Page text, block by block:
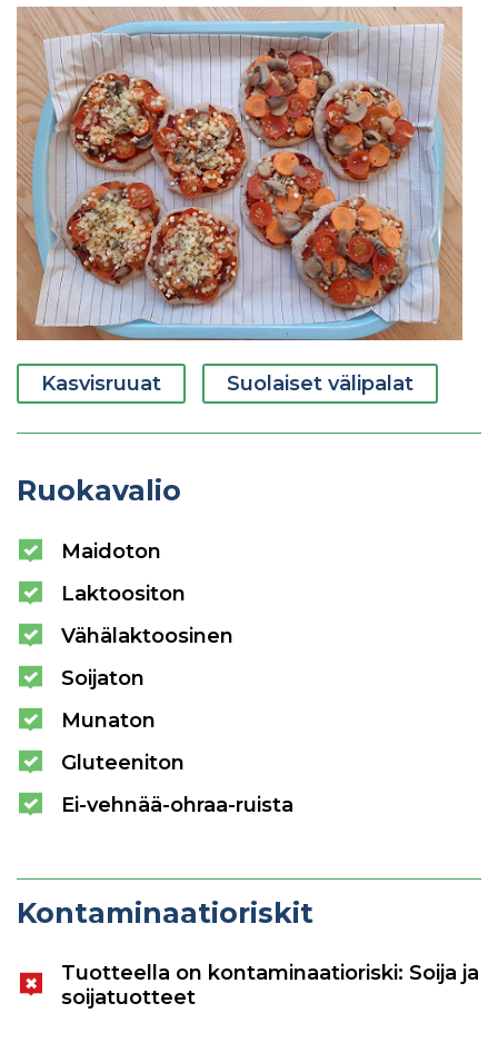
Kasvisruuat Suolaiset välipalat
Ruokavalio
Maidoton
Laktoositon
Vähälaktoosinen
Soijaton
Munaton
Gluteeniton
Ei-vehnää-ohraa-ruista
Kontaminaatioriskit
Tuotteella on kontaminaatioriski: Soija ja
soijatuotteet